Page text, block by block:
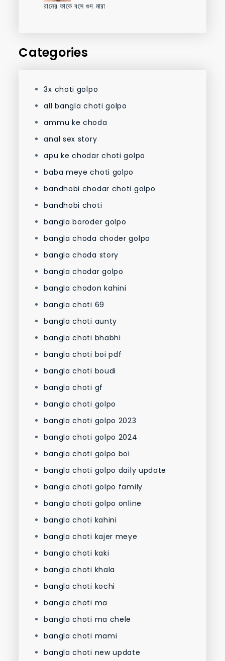
রানের ফাকে বসে গুদ মারা
Categories
3x choti golpo
all bangla choti golpo
ammu ke choda
anal sex story
apu ke chodar choti golpo
baba meye choti golpo
bandhobi chodar choti golpo
bandhobi choti
bangla boroder golpo
bangla choda choder golpo
bangla choda story
bangla chodar golpo
bangla chodon kahini
bangla choti 69
bangla choti aunty
bangla choti bhabhi
bangla choti boi pdf
bangla choti boudi
bangla choti gf
bangla choti golpo
bangla choti golpo 2023
bangla choti golpo 2024
bangla choti golpo boi
bangla choti golpo daily update
bangla choti golpo family
bangla choti golpo online
bangla choti kahini
bangla choti kajer meye
bangla choti kaki
bangla choti khala
bangla choti kochi
bangla choti ma
bangla choti ma chele
bangla choti mami
bangla choti new update